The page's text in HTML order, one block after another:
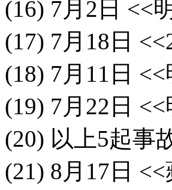
(16) 7月 2 日 <<
(17) 7月 18 日
(18) 7月 11 日 <<
(19) 7月 22 日 <<
(20) 以上5起事
(21) 8 月 17 日 <<